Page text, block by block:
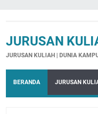
JURUSAN
JURUSAN KULIAH | DUNIA
BERANDA JURUSAN